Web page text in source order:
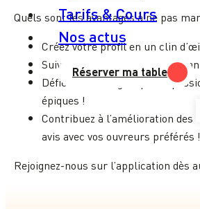
Tarifs & Cours
Nos actus
Réserver ma table
Quels sont les avantages à ne pas
Créez votre profil en un clin
Suivez votre progression de
Défiez d’autres grimpeurs
épiques !
Contribuez à l’amélioration des
avis avec vos ouvreurs préférés !
Rejoignez-nous sur l’application dès